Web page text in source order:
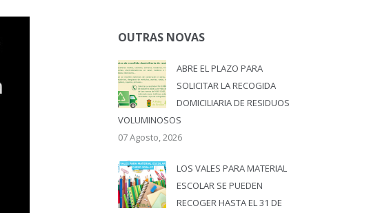
OUTRAS NOVAS
ABRE EL PLAZO PARA
SOLICITAR LA RECOGIDA
DOMICILIARIA DE RESIDUOS
VOLUMINOSOS
07 Agosto, 2026
LOS VALES PARA MATERIAL
ESCOLAR SE PUEDEN
RECOGER HASTA EL 31 DE